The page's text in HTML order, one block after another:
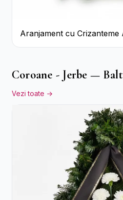
Aranjament cu Crizanteme
Cutie Galbenă
Coroane - Jerbe —
Vezi toate →